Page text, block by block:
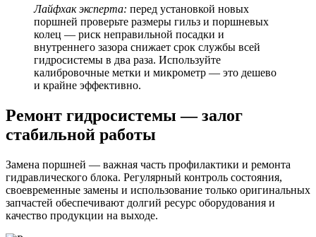
Лайфхак эксперта: перед установкой новых
поршней проверьте размеры гильз и поршневых
колец — риск неправильной посадки и
внутреннего зазора снижает срок службы всей
гидросистемы в два раза. Используйте
калибровочные метки и микрометр — это дешево
и крайне эффективно.
Ремонт гидросистемы — залог
стабильной работы
Замена поршней — важная часть профилактики и ремонта
гидравлического блока. Регулярный контроль состояния,
своевременные замены и использование только оригинальных
запчастей обеспечивают долгий ресурс оборудования и
качество продукции на выходе.